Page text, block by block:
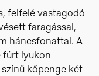
felfelé vastagodó
faragással,
háncsfonattal. A
fúrt lyukon
kőpenge két